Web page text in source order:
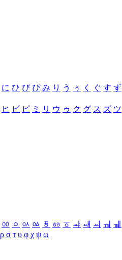
に ひ び ぴ み り う ぅ く ぐ す ず
ヒ ビ ピ ミ リ ウ ゥ ク グ ス ズ ツ
ㆀ ㆁ ㆂ ㆃ ㆄ ㆅ ㆆ ㆇ ㆈ ㆉ ㆊ ㆋ
ρ σ τ υ φ χ ψ ω